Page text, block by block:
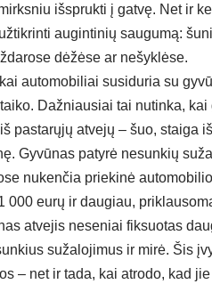
išsprukti į gatvę. Net ir
augintinių saugumą:
dėžėse ar nešyklėse.
automobiliai susiduria su
Dažniausiai tai nutinka,
pastarųjų atvejų – šuo, staiga
Gyvūnas patyrė nesunkių
nukenčia priekinė
000 eurų ir daugiau,
atvejis neseniai fiksuotas
sužalojimus ir mirė. Šis
– net ir tada, kai atrodo, kad